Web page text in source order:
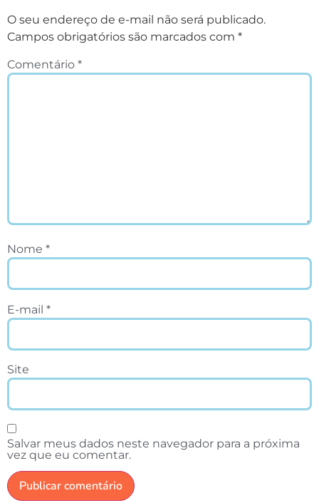
O seu endereço de e-mail não será publicado.
Campos obrigatórios são marcados com *
Comentário *
Nome *
E-mail *
Site
Salvar meus dados neste navegador para a próxima
vez que eu comentar.